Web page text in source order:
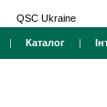
QSC Ukraine
| Каталог |